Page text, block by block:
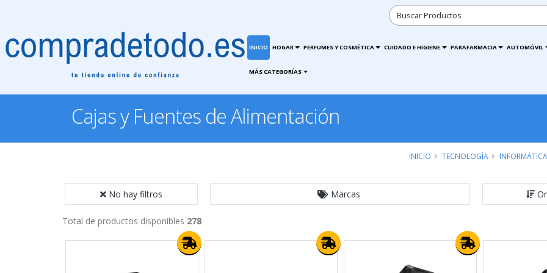
INICIO HOGAR PERFUMES Y COSMÉTICA CUIDADO E HIGIENE PARAFARMACIA AUTOMÓVIL
MÁS CATEGORÍAS
Cajas y Fuentes de Alimentación
INICIO TECNOLOGÍA INFORMÁTICA
No hay filtros Marcas
Total de productos disponibles 278